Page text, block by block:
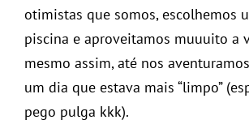
otimistas que somos, escolhemos
piscina e aproveitamos muuuito a
mesmo assim, até nos
um dia que estava mais “limpo”
pego pulga kkk).